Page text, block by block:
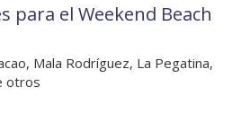
para el Weekend Beach
Mala Rodríguez, La Pegatina,
otros